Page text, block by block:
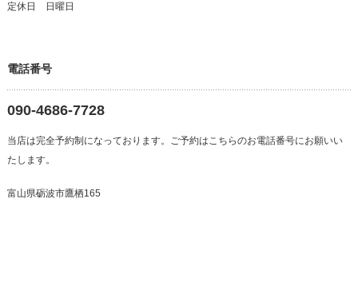
定休日 日曜日
電話番号
090-4686-7728
当店は完全予約制になっております。ご予約はこちらのお電話番号にお願いい
たします。
富山県砺波市鷹栖165